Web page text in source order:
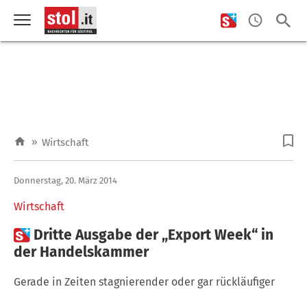
» Wirtschaft
Wirtschaft
Donnerstag, 20. März 2014
 Dritte Ausgabe der „Export Week“ in
der Handelskammer
Gerade in Zeiten stagnierender oder gar rückläufiger